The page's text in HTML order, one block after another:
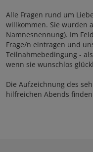
Alle Fragen rund um
willkommen. Sie wurden
Namnesnennung). Im
Frage/n eintragen und
Teilnahmebedingung -
wenn sie wunschlos
Die Aufzeichnung des
hilfreichen Abends